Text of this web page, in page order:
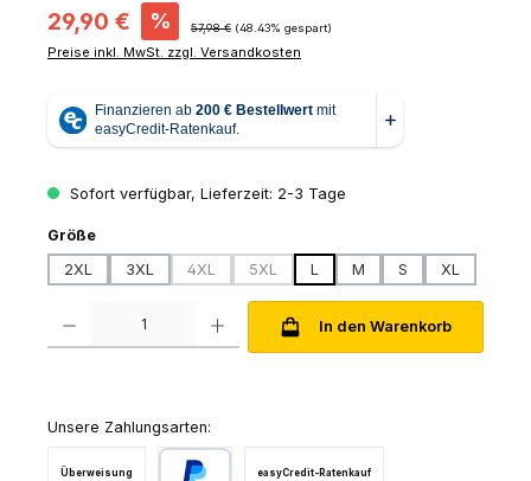
Verkaufspreis:
29,90 € % Regulärer Preis:
57,98 € (48.43% gespart)
Preise inkl. MwSt. zzgl. Versandkosten
Sofort verfügbar, Lieferzeit: 2-3 Tage
Größeauswählen
2XL
3XL 4XL
(Diese Option ist zurzeit nicht verfügbar.)
5XL
(Diese Option ist zurzeit nicht verfügbar.)
L M S XL
In den Warenkorb
Unsere Zahlungsarten:
Überweisung easyCredit-Ratenkauf